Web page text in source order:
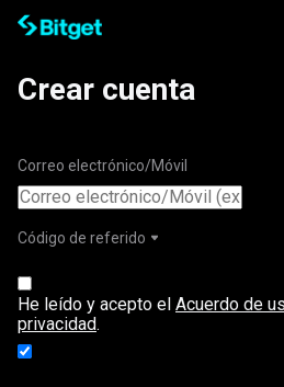
Crear cuenta
Correo electrónico/Móvil
Código de referido
He leído y acepto el Acuerdo de
privacidad.